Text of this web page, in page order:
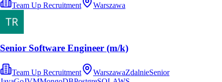
Team Up Recruitment Warszawa
Senior Software Engineer (m/k)
Team Up Recruitment WarszawaZdalnieSenior